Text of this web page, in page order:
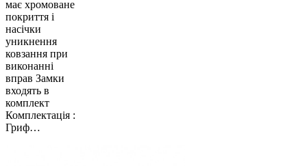
має хромоване
покриття і
насічки
уникнення
ковзання при
виконанні
вправ Замки
входять в
комплект
Комплектація :
Гриф…